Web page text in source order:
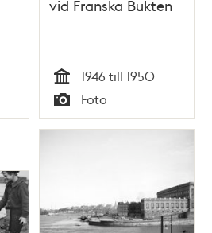
vid Franska Bukten
Tid
1946 till 1950
Typ
Foto